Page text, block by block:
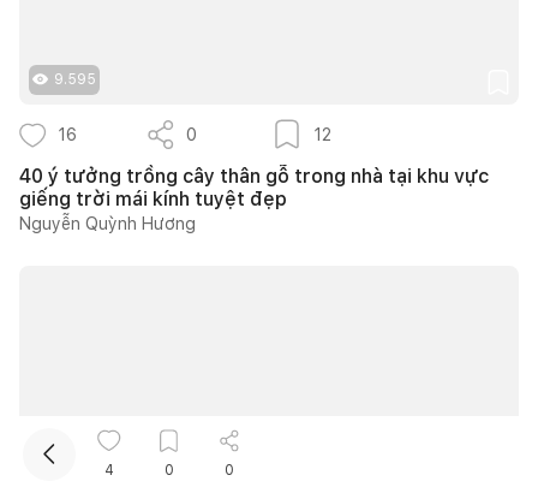
9.595
16 0 12
40 ý tưởng trồng cây thân gỗ trong nhà tại khu vực
giếng trời mái kính tuyệt đẹp
Nguyễn Quỳnh Hương
4 0 0
Kết nối thiết kế, thi công